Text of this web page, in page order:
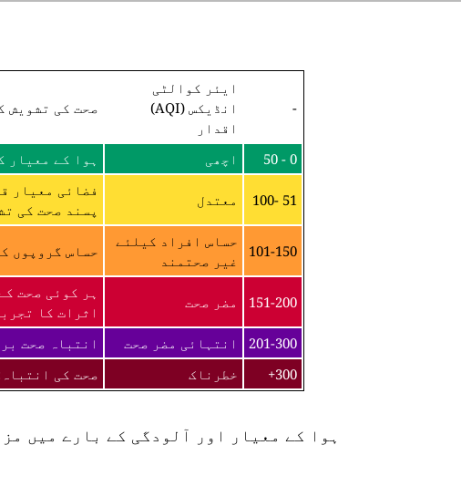
-
ایئر کوالٹی
انڈیکس (AQI)
اقدار
صحت کی تشویش
0 - 50 اچھی ہوا کے معیار
51 -100 معتدل
فضائی معیار
پسند صحت کی
101-150
حساس افراد کیلئے
غیر صحتمند
حساس گروپوں
151-200 مضر صحت
ہر کوئی صحت
اثرات کا
201-300
انتہائی مضر صحت
انتباہ صحت
300+
خطرناک صحت کی
ہوا کے معیار اور آلودگی کے بارے میں